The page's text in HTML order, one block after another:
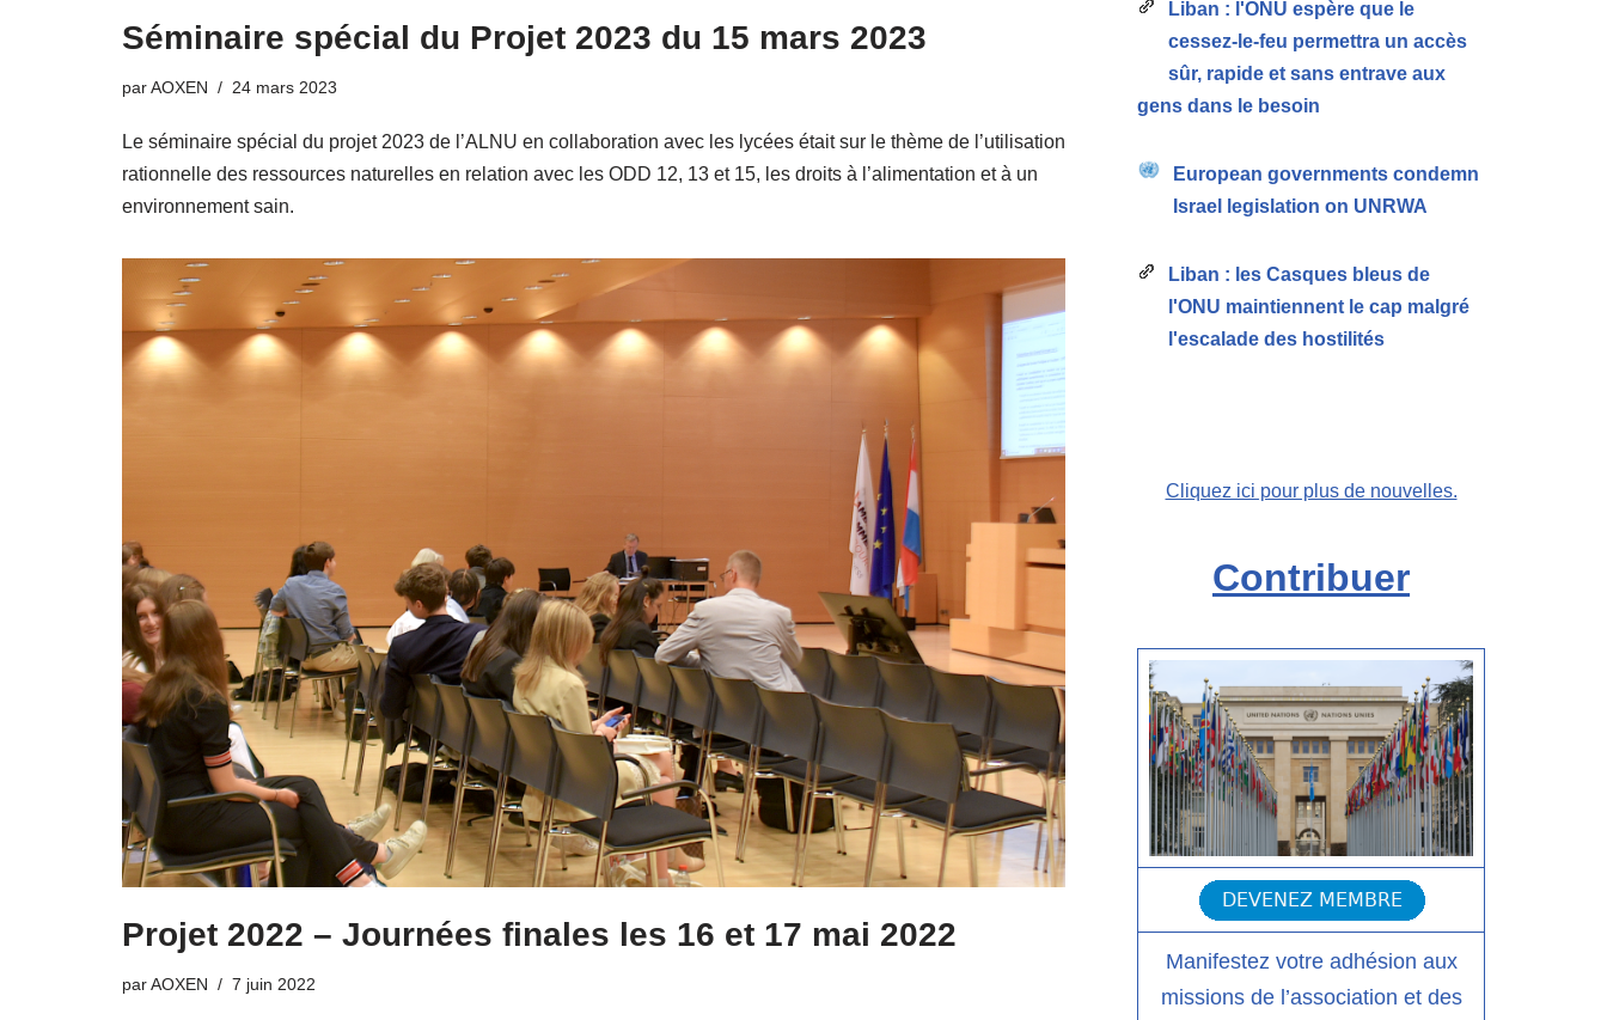
Séminaire spécial du Projet 2023 du 15 mars 2023
parAOXEN 24 mars 2023
Le séminaire spécial du projet 2023 de l’ALNU en collaboration avec les lycées était sur le thème de l’utilisation
rationnelle des ressources naturelles en relation avec les ODD 12, 13 et 15, les droits à l’alimentation et à un
environnement sain.
Projet 2022 – Journées finales les 16 et 17 mai 2022
parAOXEN 7 juin 2022
Liban : l'ONU espère que le
cessez-le-feu permettra un accès
sûr, rapide et sans entrave aux
gens dans le besoin
European governments condemn
Israel legislation on UNRWA
Liban : les Casques bleus de
l'ONU maintiennent le cap malgré
l'escalade des hostilités
Cliquez ici pour plus de nouvelles.
Contribuer
Manifestez votre adhésion aux
missions de l’association et des